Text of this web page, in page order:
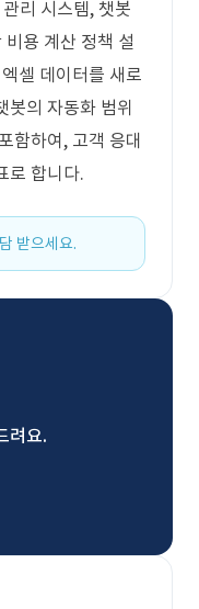
리 시스템, 챗봇
용 계산 정책 설
셀 데이터를 새로
봇의 자동화 범위
함하여, 고객 응대
로 합니다.
받으세요.
려요.